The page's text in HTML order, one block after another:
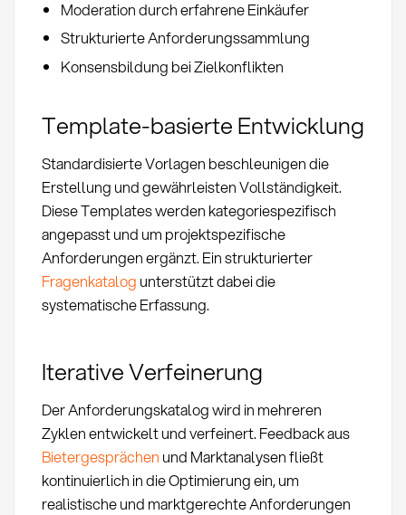
Moderation durch erfahrene Einkäufer
Strukturierte Anforderungssammlung
Konsensbildung bei Zielkonflikten
Template-basierte Entwicklung
Standardisierte Vorlagen beschleunigen die
Erstellung und gewährleisten Vollständigkeit.
Diese Templates werden kategoriespezifisch
angepasst und um projektspezifische
Anforderungen ergänzt. Ein strukturierter
Fragenkatalog unterstützt dabei die
systematische Erfassung.
Iterative Verfeinerung
Der Anforderungskatalog wird in mehreren
Zyklen entwickelt und verfeinert. Feedback aus
Bietergesprächen und Marktanalysen fließt
kontinuierlich in die Optimierung ein, um
realistische und marktgerechte Anforderungen